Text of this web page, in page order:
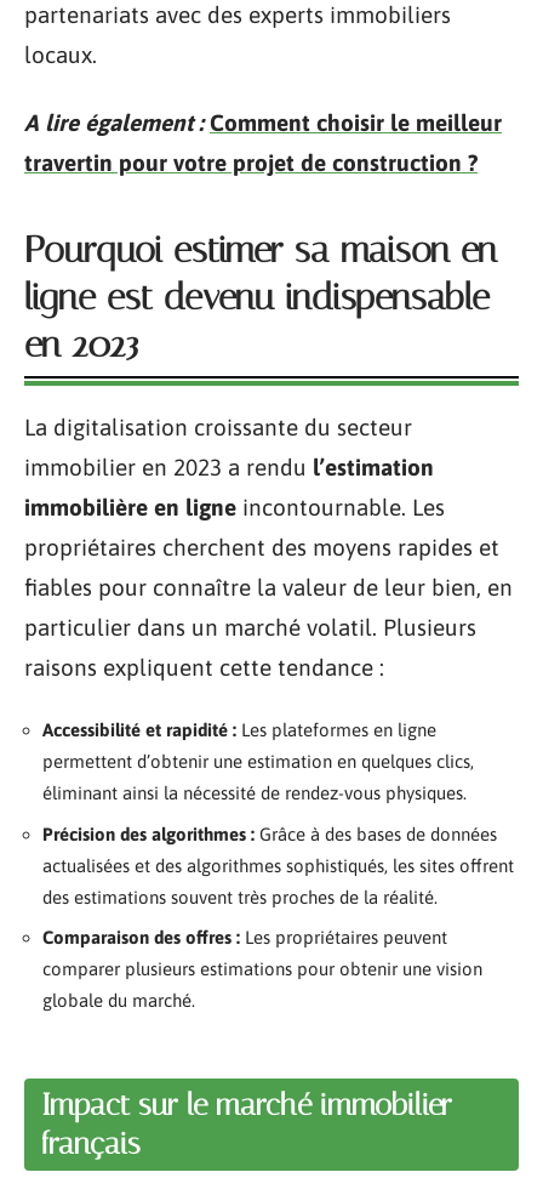
partenariats avec des experts immobiliers
locaux.
A lire également : Comment choisir le meilleur
travertin pour votre projet de construction ?
Pourquoi estimer sa maison en
ligne est devenu indispensable
en 2023
La digitalisation croissante du secteur
immobilier en 2023 a rendu l’estimation
immobilière en ligne incontournable. Les
propriétaires cherchent des moyens rapides et
fiables pour connaître la valeur de leur bien, en
particulier dans un marché volatil. Plusieurs
raisons expliquent cette tendance :
Accessibilité et rapidité : Les plateformes en ligne
permettent d’obtenir une estimation en quelques clics,
éliminant ainsi la nécessité de rendez-vous physiques.
Précision des algorithmes : Grâce à des bases de données
actualisées et des algorithmes sophistiqués, les sites offrent
des estimations souvent très proches de la réalité.
Comparaison des offres : Les propriétaires peuvent
comparer plusieurs estimations pour obtenir une vision
globale du marché.
Impact sur le marché immobilier
français